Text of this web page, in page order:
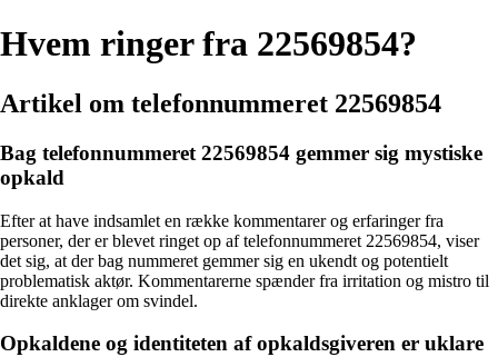
Hvem ringer fra 22569854?
Artikel om telefonnummeret 22569854
Bag telefonnummeret 22569854 gemmer sig mystiske
opkald
Efter at have indsamlet en række kommentarer og erfaringer fra
personer, der er blevet ringet op af telefonnummeret 22569854, viser
det sig, at der bag nummeret gemmer sig en ukendt og potentielt
problematisk aktør. Kommentarerne spænder fra irritation og mistro til
direkte anklager om svindel.
Opkaldene og identiteten af opkaldsgiveren er uklare